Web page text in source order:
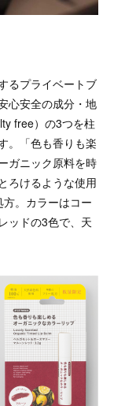
るプライベートブ
心安全の成分・地
free）の3つを柱
。「色も香りも楽
ガニック原料を時
ろけるような使用
。カラーはコー
ッドの3色で、天